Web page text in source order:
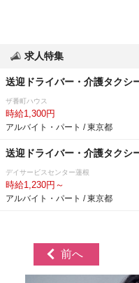
求人特集
送迎ドライバー・介護タクシ
ザ番町ハウス
時給1,300円
アルバイト・パート / 東京都
送迎ドライバー・介護タクシ
デイサービスセンター蓮根
時給1,230円～
アルバイト・パート / 東京都
前へ